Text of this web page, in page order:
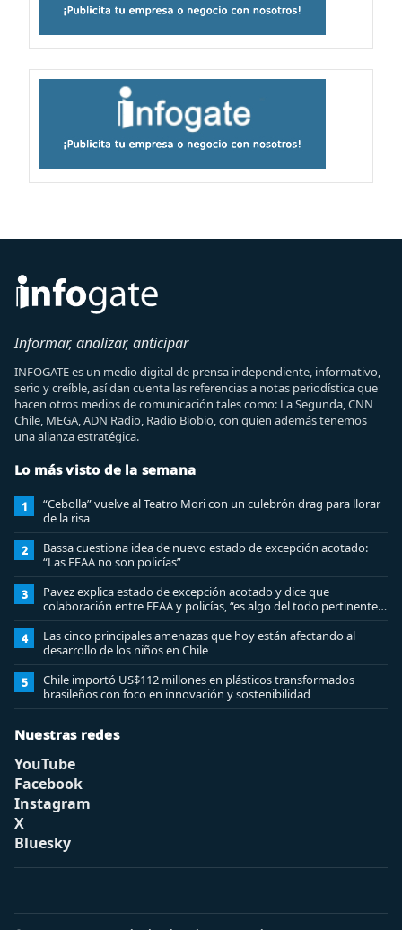
Informar, analizar, anticipar
INFOGATE es un medio digital de prensa independiente, informativo,
serio y creíble, así dan cuenta las referencias a notas periodística que
hacen otros medios de comunicación tales como: La Segunda, CNN
Chile, MEGA, ADN Radio, Radio Biobio, con quien además tenemos
una alianza estratégica.
Lo más visto de la semana
1
“Cebolla” vuelve al Teatro Mori con un culebrón drag para llorar
de la risa
2
Bassa cuestiona idea de nuevo estado de excepción acotado:
“Las FFAA no son policías”
3
Pavez explica estado de excepción acotado y dice que
colaboración entre FFAA y policías, “es algo del todo pertinente
analizar”
4
Las cinco principales amenazas que hoy están afectando al
desarrollo de los niños en Chile
5
Chile importó US$112 millones en plásticos transformados
brasileños con foco en innovación y sostenibilidad
Nuestras redes
YouTube
Facebook
Instagram
X
Bluesky